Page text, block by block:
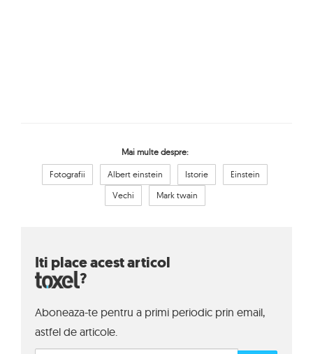
Mai multe despre:
Fotografii Albert einstein Istorie
Einstein
Vechi
Mark twain
Iti place acest articol
?
Aboneaza-te pentru a primi periodic prin email,
astfel de articole.